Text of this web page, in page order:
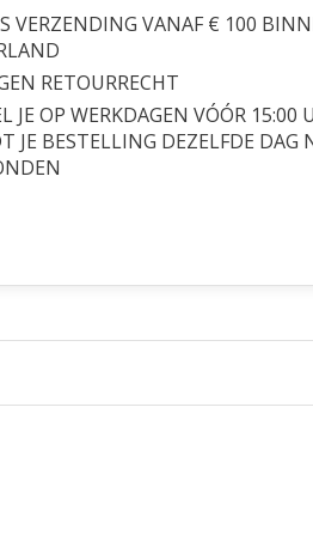
VERZENDING VANAF € 100
RETOURRECHT
JE OP WERKDAGEN VÓÓR 15:00
JE BESTELLING DEZELFDE DAG